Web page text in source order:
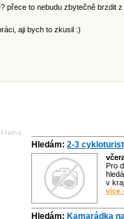
přece to nebudu zbytečně brzdit
aji bych to zkusil :)
Hledám: 2-3
Pro
v
více
Hledám: Kamarádka